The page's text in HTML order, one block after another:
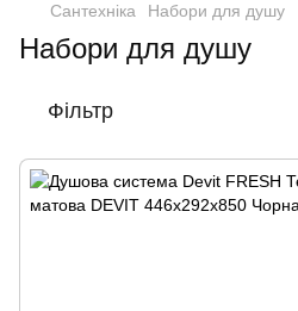
Сантехніка Набори для душу
Набори для душу
Фільтр